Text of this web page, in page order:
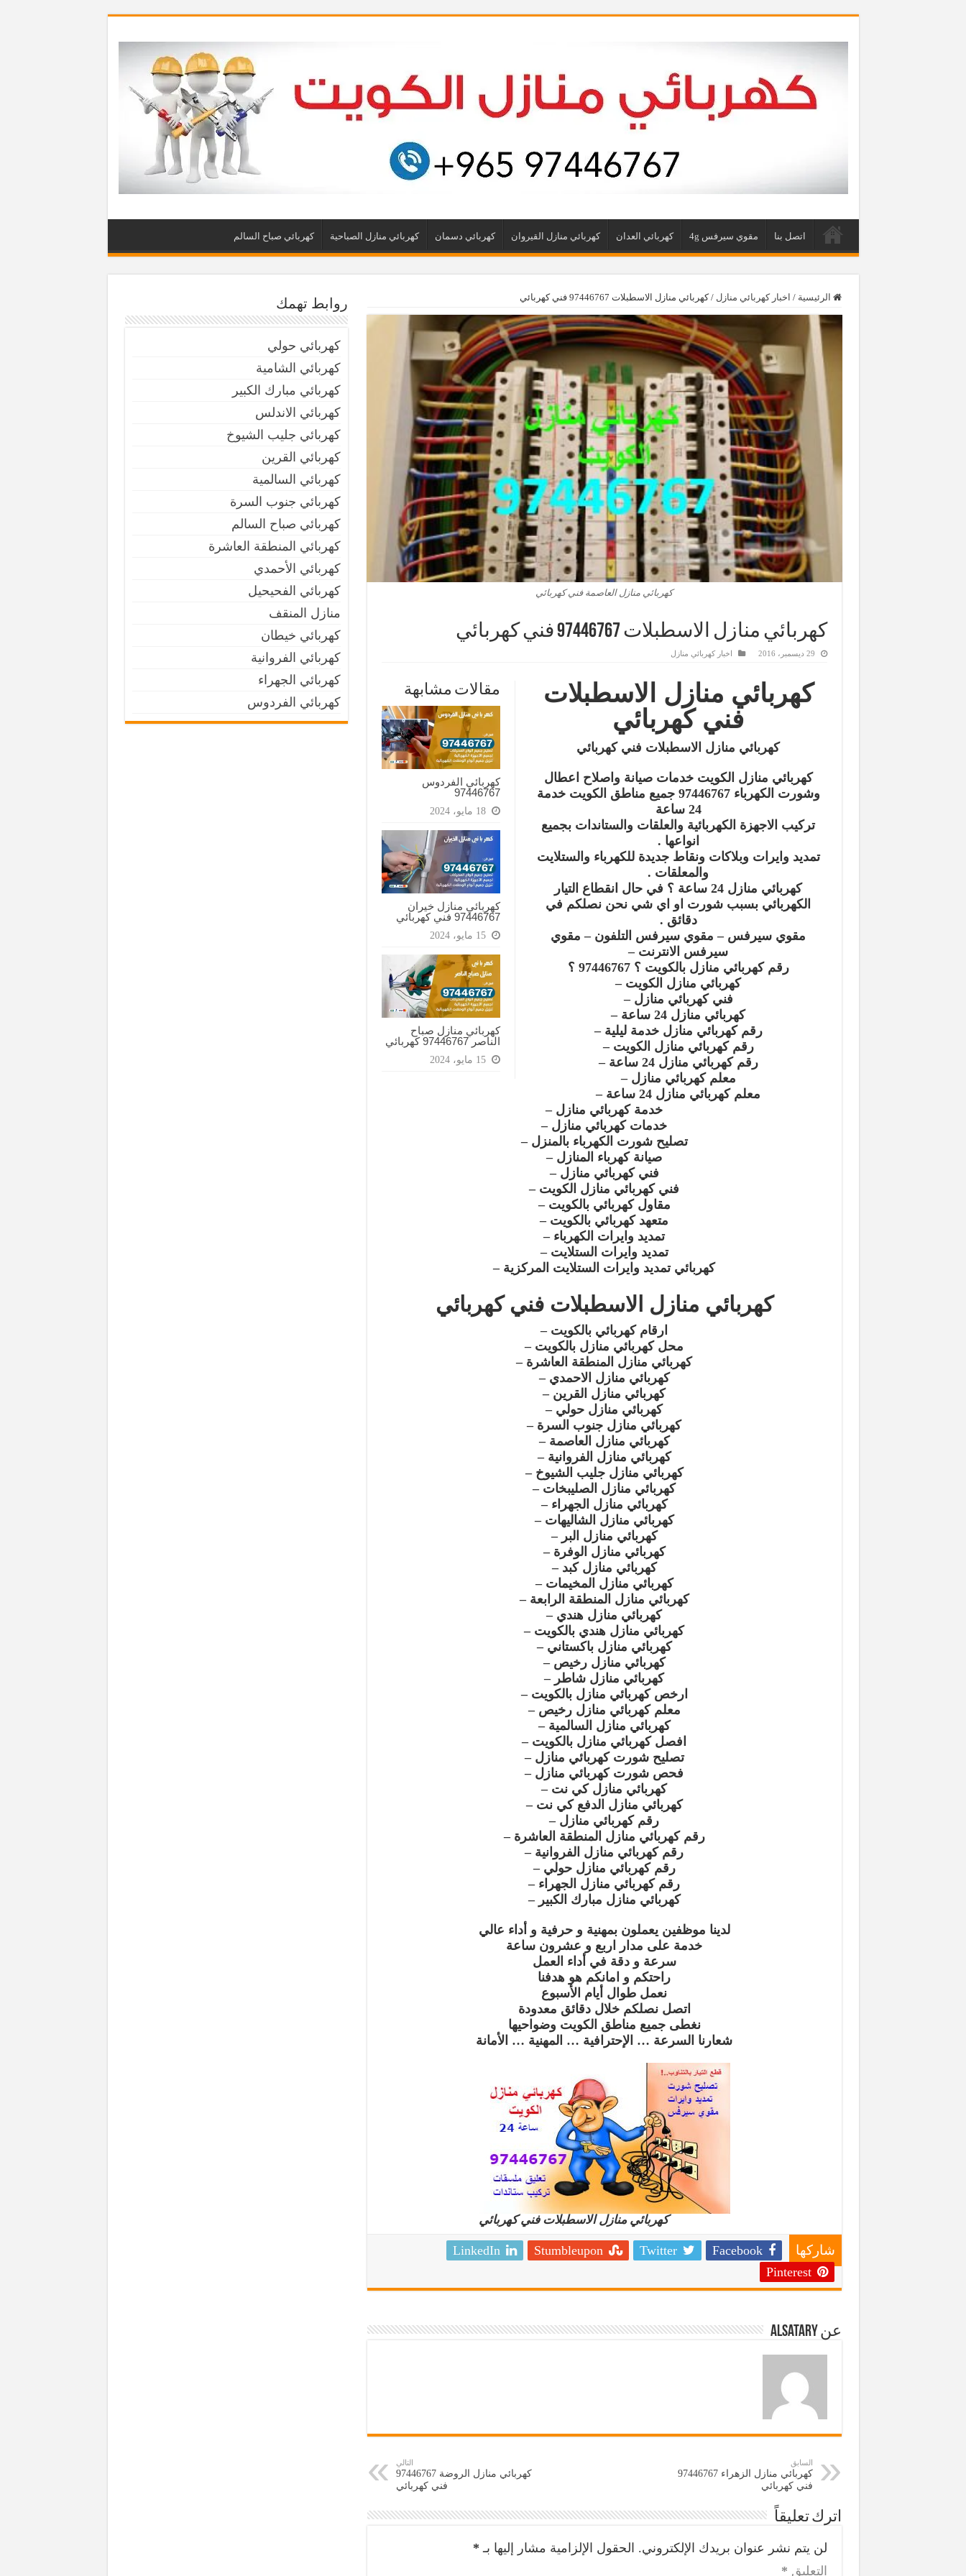
اتصل بنا مقوي سيرفس 4g كهربائي العدان كهربائي منازل القيروان كهربائي دسمان كهربائي منازل الصباحية كهربائي صباح السالم
الرئيسية / اخبار كهربائي منازل / كهربائي منازل الاسطبلات 97446767‬ فني كهربائي
كهربائي منازل العاصمة فني كهربائي
كهربائي منازل الاسطبلات 97446767‬ فني كهربائي
29 ديسمبر، 2016 اخبار كهربائي منازل
مقالات مشابهة
كهربائي الفردوس
97446767‬
18 مايو، 2024
كهربائي منازل خيران
97446767‬ فني كهربائي
15 مايو، 2024
كهربائي منازل صباح
الناصر 97446767‬ كهربائي
15 مايو، 2024
كهربائي منازل الاسطبلات
فني كهربائي
كهربائي منازل الاسطبلات فني كهربائي
كهربائي منازل الكويت خدمات صيانة واصلاح اعطال
وشورت الكهرباء 97446767‬ جميع مناطق الكويت خدمة
24 ساعة
تركيب الاجهزة الكهربائية والعلقات والستاندات بجميع
انواعها .
تمديد وايرات وبلاكات ونقاط جديدة للكهرباء والستلايت
والمعلقات .
كهربائي منازل 24 ساعة ؟ في حال انقطاع التيار
الكهربائي بسبب شورت او اي شي نحن نصلكم في
دقائق .
مقوي سيرفس – مقوي سيرفس التلفون – مقوي
سيرفس الانترنت –
رقم كهربائي منازل بالكويت ؟ 97446767‬ ؟
كهربائي منازل الكويت –
فني كهربائي منازل –
كهربائي منازل 24 ساعة –
رقم كهربائي منازل خدمة ليلية –
رقم كهربائي منازل الكويت –
رقم كهربائي منازل 24 ساعة –
معلم كهربائي منازل –
معلم كهربائي منازل 24 ساعة –
خدمة كهربائي منازل –
خدمات كهربائي منازل –
تصليح شورت الكهرباء بالمنزل –
صيانة كهرباء المنازل –
فني كهربائي منازل –
فني كهربائي منازل الكويت –
مقاول كهربائي بالكويت –
متعهد كهربائي بالكويت –
تمديد وايرات الكهرباء –
تمديد وايرات الستلايت –
كهربائي تمديد وايرات الستلايت المركزية –
كهربائي منازل الاسطبلات فني كهربائي
ارقام كهربائي بالكويت –
محل كهربائي منازل بالكويت –
كهربائي منازل المنطقة العاشرة –
كهربائي منازل الاحمدي –
كهربائي منازل القرين –
كهربائي منازل حولي –
كهربائي منازل جنوب السرة –
كهربائي منازل العاصمة –
كهربائي منازل الفروانية –
كهربائي منازل جليب الشيوخ –
كهربائي منازل الصليبخات –
كهربائي منازل الجهراء –
كهربائي منازل الشاليهات –
كهربائي منازل البر –
كهربائي منازل الوفرة –
كهربائي منازل كبد –
كهربائي منازل المخيمات –
كهربائي منازل المنطقة الرابعة –
كهربائي منازل هندي –
كهربائي منازل هندي بالكويت –
كهربائي منازل باكستاني –
كهربائي منازل رخيص –
كهربائي منازل شاطر –
ارخص كهربائي منازل بالكويت –
معلم كهربائي منازل رخيص –
كهربائي منازل السالمية –
افصل كهربائي منازل بالكويت –
تصليح شورت كهربائي منازل –
فحص شورت كهربائي منازل –
كهربائي منازل كي نت –
كهربائي منازل الدفع كي نت –
رقم كهربائي منازل –
رقم كهربائي منازل المنطقة العاشرة –
رقم كهربائي منازل الفروانية –
رقم كهربائي منازل حولي –
رقم كهربائي منازل الجهراء –
كهربائي منازل مبارك الكبير –
لدينا موظفين يعملون بمهنية و حرفية و أداء عالي
خدمة على مدار اربع و عشرون ساعة
سرعة و دقة في أداء العمل
راحتكم و امانكم هو هدفنا
نعمل طوال أيام الأسبوع
اتصل نصلكم خلال دقائق معدودة
نغطى جميع مناطق الكويت وضواحيها
شعارنا السرعة … الإحترافية … المهنية … الأمانة
كهربائي منازل الاسطبلات فني كهربائي
شاركها Facebook
Twitter
Stumbleupon
LinkedIn
Pinterest
عن alsatary
السابق
فني كهربائي
التالي
فني كهربائي
اترك تعليقاً
لن يتم نشر عنوان بريدك الإلكتروني. الحقول الإلزامية مشار إليها بـ *
التعليق *
روابط تهمك
كهربائي حولي
كهربائي الشامية
كهربائي مبارك الكبير
كهربائي الاندلس
كهربائي جليب الشيوخ
كهربائي القرين
كهربائي السالمية
كهربائي جنوب السرة
كهربائي صباح السالم
كهربائي المنطقة العاشرة
كهربائي الأحمدي
كهربائي الفحيحيل
منازل المنقف
كهربائي خيطان
كهربائي الفروانية
كهربائي الجهراء
كهربائي الفردوس